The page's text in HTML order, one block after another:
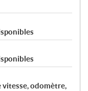
vitesse, odomètre,